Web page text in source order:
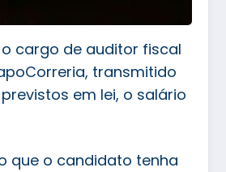
cargo de auditor fiscal
transmitido
em lei, o salário
que o candidato tenha